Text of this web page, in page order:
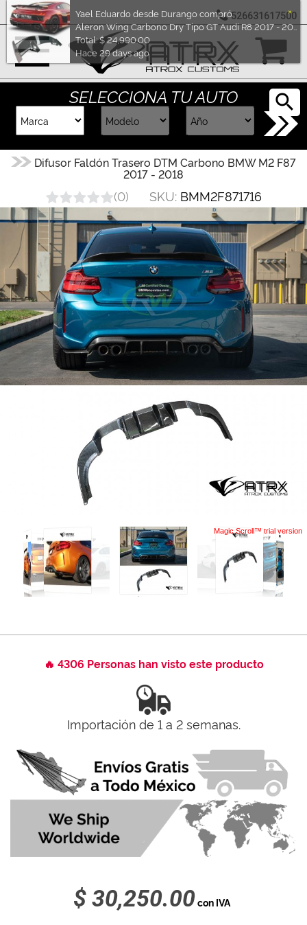
Marcas
Reputación
Cotizador
Contacto
526631617500
SELECCIONA TU AUTO
Difusor Faldón Trasero DTM Carbono BMW M2 F87
2017 - 2018
(0) SKU: BMM2F871716
Magic Scroll™ trial version
🔥 4306 Personas han visto este producto
Importación de 1 a 2 semanas.
$ 30,250.00con IVA
Yael Eduardo desde Durango compró
Aleron Wing Carbono Dry Tipo GT Audi R8 2017 - 2024
Total: $ 24,990.00
Hace 29 days ago
×